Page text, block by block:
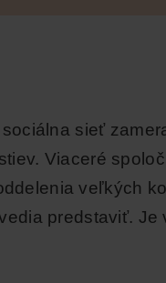
sieť
Viaceré
veľkých
predstaviť.